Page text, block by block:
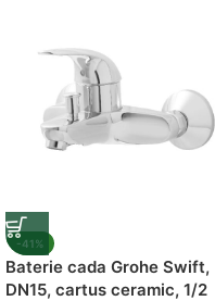
-41%
Baterie cada Grohe Swift,
DN15, cartus ceramic, 1/2